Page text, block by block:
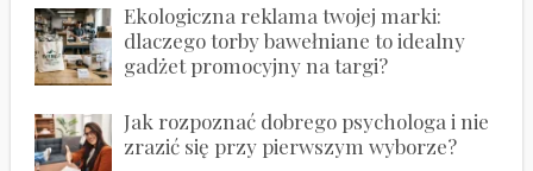
Ekologiczna reklama twojej marki:
dlaczego torby bawełniane to idealny
gadżet promocyjny na targi?
Jak rozpoznać dobrego psychologa i nie
zrazić się przy pierwszym wyborze?